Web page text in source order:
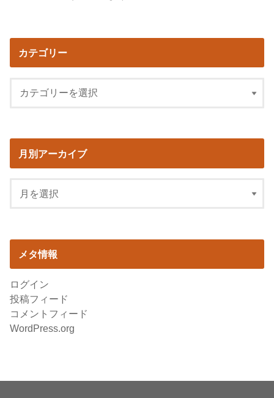
カテゴリー
月別アーカイブ
メタ情報
ログイン
投稿フィード
コメントフィード
WordPress.org